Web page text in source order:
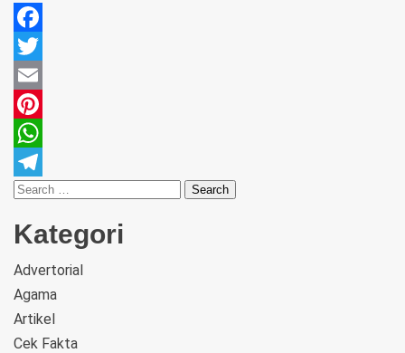
Facebook
Twitter
Email
Pinterest
WhatsApp
Telegram
Kategori
Advertorial
Agama
Artikel
Cek Fakta